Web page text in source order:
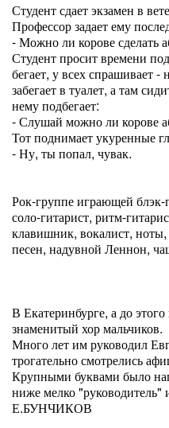
Студент сдает экзамен в
Профессор задает ему
- Можно ли корове сделать
Студент просит времени
бегает, у всех спрашивает -
забегает в туалет, а там
нему подбегает:
- Слушай можно ли корове
Тот поднимает укуренные
- Ну, ты попал, чувак.
Рок-группе играющей блэк-
соло-гитарист, ритм-
клавишник, вокалист,
песен, надувной Леннон,
В Екатеринбурге, а до
знаменитый хор мальчиков.
Много лет им руководил
трогательно смотрелись
Крупными буквами было
ниже мелко
Е.БУНЧИКОВ